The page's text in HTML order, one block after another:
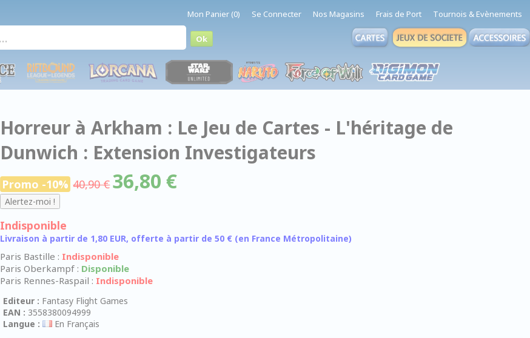
Mon Panier (0) Se Connecter Nos Magasins Frais de Port Tournois & Evènements
Horreur à Arkham : Le Jeu de Cartes - L'héritage de
Dunwich : Extension Investigateurs
Promo -10% 40,90 €36,80 €
Indisponible
Livraison à partir de 1,80 EUR, offerte à partir de 50 € (en France Métropolitaine)
Paris Bastille : Indisponible
Paris Oberkampf : Disponible
Paris Rennes-Raspail : Indisponible
Editeur : Fantasy Flight Games
EAN : 3558380094999
Langue :
En Français